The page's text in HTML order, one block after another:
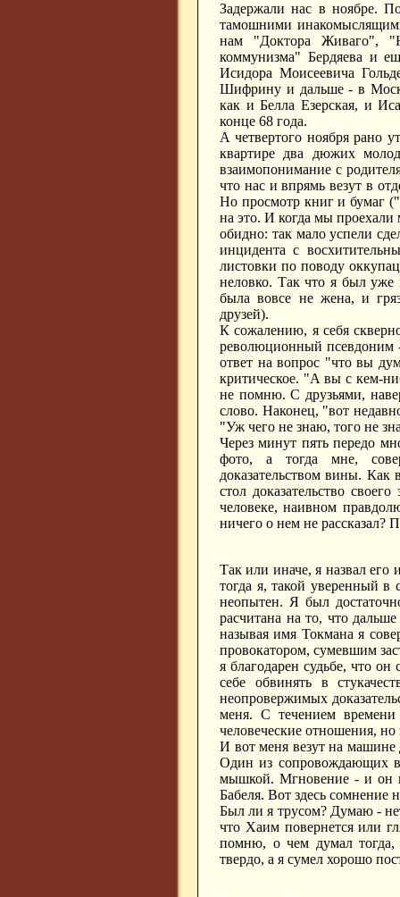
Задержали нас в ноябре.
тамошними
нам "Доктора Живаго",
коммунизма" Бердяева и
Исидора Моисеевича
Шифрину и дальше - в
как и Белла Езерская, и
конце 68 года.
А четвертого ноября рано
квартире два дюжих
взаимопонимание с
что нас и впрямь везут в
Но просмотр книг и бумаг
на это. И когда мы проехали
обидно: так мало успели
инцидента с
листовки по поводу
неловко. Так что я был
была вовсе не жена, и
друзей).
К сожалению, я себя
революционный псевдоним
ответ на вопрос "что вы
критическое. "А вы с кем-
не помню. С друзьями,
слово. Наконец, "вот
"Уж чего не знаю, того не
Через минут пять передо
фото, а тогда мне,
доказательством вины.
стол доказательство
человеке, наивном
ничего о нем не
Так или иначе, я назвал его
тогда я, такой уверенный в
неопытен. Я был
расчитана на то, что
называя имя Токмана я
провокатором, сумевшим
я благодарен судьбе, что
себе обвинять в
неопровержимых
меня. С течением времени
человеческие отношения,
И вот меня везут на
Один из сопровождающих
мышкой. Мгновение - и он
Бабеля. Вот здесь сомнение
Был ли я трусом? Думаю -
что Хаим повернется или
помню, о чем думал
твердо, а я сумел хорошо